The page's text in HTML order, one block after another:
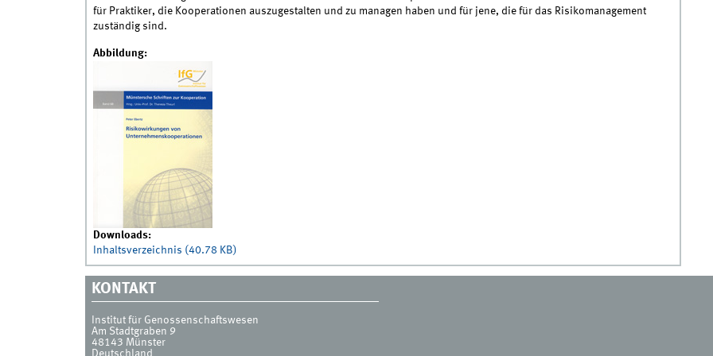
für Praktiker, die Kooperationen auszugestalten und zu managen haben und für jene, die für das Risikomanagement
zuständig sind.
Abbildung:
Downloads:
Inhaltsverzeichnis (40.78 KB)
KONTAKT
Institut für Genossenschaftswesen
Am Stadtgraben 9
48143 Münster
Deutschland